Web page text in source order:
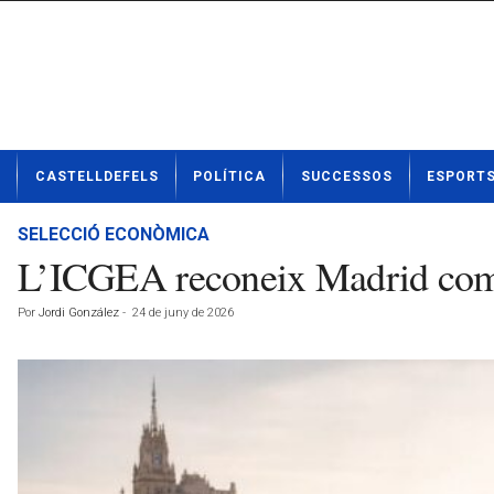
t
CASTELLDEFELS POLÍTICA SUCCESSOS ESPORTS
SELECCIÓ ECONÒMICA
L’ICGEA reconeix Madrid
Por Jordi González - 24 de juny de 2026